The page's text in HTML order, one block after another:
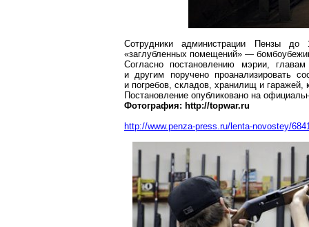
Сотрудники администрации Пензы
«заглубленных помещений» —
Согласно постановлению мэрии,
и другим поручено проанализировать
и погребов, складов, хранилищ и
Постановление опубликовано на
Фотография: http://topwar.ru
http://www.penza-press.ru/lenta-novostey/